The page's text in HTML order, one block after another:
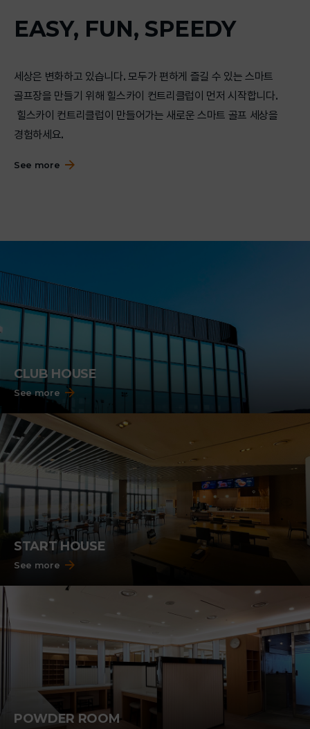
EASY, FUN, SPEEDY
세상은 변화하고 있습니다. 모두가 편하게 즐길 수 있는 스마트
골프장을 만들기 위해 힐스카이 컨트리클럽이 먼저 시작합니다.
힐스카이 컨트리클럽이 만들어가는 새로운 스마트 골프 세상을
경험하세요.
See more
CLUB HOUSE
See more
START HOUSE
See more
POWDER ROOM